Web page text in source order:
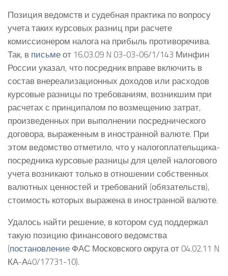
Позиция ведомств и судебная практика по вопросу
учета таких курсовых разниц при расчете
комиссионером налога на прибыль противоречива.
Так, в письмеот 16.03.09 N 03-03-06/1/143 Минфин
России указал, что посредник вправе включить в
состав внереализационных доходов или расходов
курсовые разницы по требованиям, возникшим при
расчетах с принципалом по возмещению затрат,
произведенных при выполнении посреднического
договора, выраженным в иностранной валюте. При
этом ведомство отметило, что у налогоплательщика-
посредника курсовые разницы для целей налогового
учета возникают только в отношении собственных
валютных ценностей и требований (обязательств),
стоимость которых выражена в иностранной валюте.
Удалось найти решение, в котором суд поддержал
такую позицию финансового ведомства
(постановление ФАС Московского округа от 04.02.11 N
КА-А40/17731-10).